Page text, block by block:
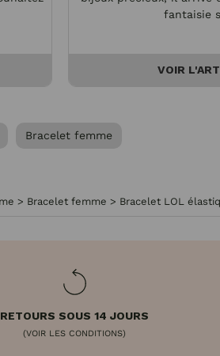
fantaisie
VOIR
Bracelet femme
> Bracelet femme > Bracelet LOL
RETOURS SOUS 14 JOURS
(VOIR LES CONDITIONS)